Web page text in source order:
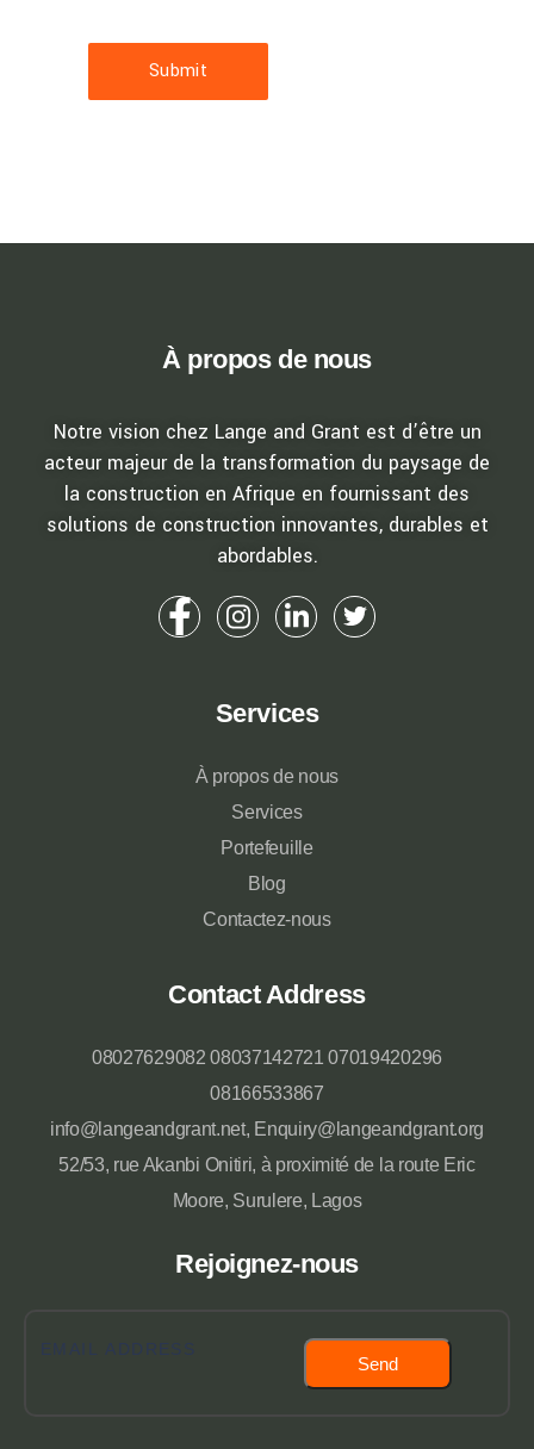
Submit
À propos de nous
Notre vision chez Lange and Grant est d’être un
acteur majeur de la transformation du paysage de
la construction en Afrique en fournissant des
solutions de construction innovantes, durables et
abordables.
Services
À propos de nous
Services
Portefeuille
Blog
Contactez-nous
Contact Address
08027629082 08037142721 07019420296
08166533867
info@langeandgrant.net, Enquiry@langeandgrant.org
52/53, rue Akanbi Onitiri, à proximité de la route Eric
Moore, Surulere, Lagos
Rejoignez-nous
Send